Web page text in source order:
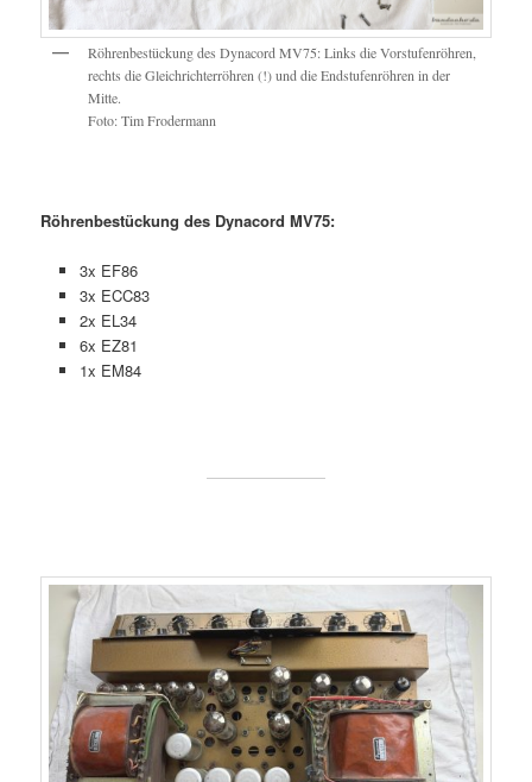
Röhrenbestückung des Dynacord MV75: Links die Vorstufenröhren,
rechts die Gleichrichterröhren (!) und die Endstufenröhren in der
Mitte.
Foto: Tim Frodermann
Röhrenbestückung des Dynacord MV75:
3x EF86
3x ECC83
2x EL34
6x EZ81
1x EM84